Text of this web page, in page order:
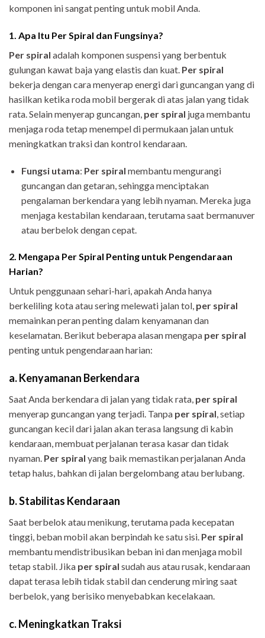
komponen ini sangat penting untuk mobil Anda.
1. Apa Itu Per Spiral dan Fungsinya?
Per spiral adalah komponen suspensi yang berbentuk
gulungan kawat baja yang elastis dan kuat. Per spiral
bekerja dengan cara menyerap energi dari guncangan yang di
hasilkan ketika roda mobil bergerak di atas jalan yang tidak
rata. Selain menyerap guncangan, per spiral juga membantu
menjaga roda tetap menempel di permukaan jalan untuk
meningkatkan traksi dan kontrol kendaraan.
Fungsi utama: Per spiral membantu mengurangi
guncangan dan getaran, sehingga menciptakan
pengalaman berkendara yang lebih nyaman. Mereka juga
menjaga kestabilan kendaraan, terutama saat bermanuver
atau berbelok dengan cepat.
2. Mengapa Per Spiral Penting untuk Pengendaraan
Harian?
Untuk penggunaan sehari-hari, apakah Anda hanya
berkeliling kota atau sering melewati jalan tol, per spiral
memainkan peran penting dalam kenyamanan dan
keselamatan. Berikut beberapa alasan mengapa per spiral
penting untuk pengendaraan harian:
a. Kenyamanan Berkendara
Saat Anda berkendara di jalan yang tidak rata, per spiral
menyerap guncangan yang terjadi. Tanpa per spiral, setiap
guncangan kecil dari jalan akan terasa langsung di kabin
kendaraan, membuat perjalanan terasa kasar dan tidak
nyaman. Per spiral yang baik memastikan perjalanan Anda
tetap halus, bahkan di jalan bergelombang atau berlubang.
b. Stabilitas Kendaraan
Saat berbelok atau menikung, terutama pada kecepatan
tinggi, beban mobil akan berpindah ke satu sisi. Per spiral
membantu mendistribusikan beban ini dan menjaga mobil
tetap stabil. Jika per spiral sudah aus atau rusak, kendaraan
dapat terasa lebih tidak stabil dan cenderung miring saat
berbelok, yang berisiko menyebabkan kecelakaan.
c. Meningkatkan Traksi